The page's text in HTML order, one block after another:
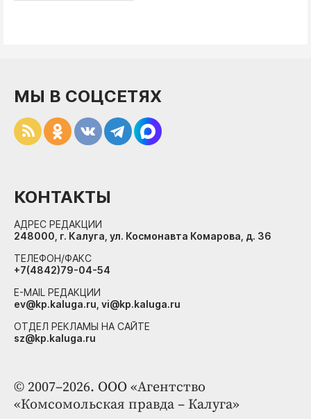
© 2007–2026. ООО «Агентство
«Комсомольская правда – Калуга»
МЫ В СОЦСЕТЯХ
КОНТАКТЫ
АДРЕС РЕДАКЦИИ
248000, г. Калуга, ул. Космонавта Комарова, д. 36
ТЕЛЕФОН/ФАКС
+7(4842)79-04-54
E-MAIL РЕДАКЦИИ
ev@kp.kaluga.ru, vi@kp.kaluga.ru
ОТДЕЛ РЕКЛАМЫ НА САЙТЕ
sz@kp.kaluga.ru